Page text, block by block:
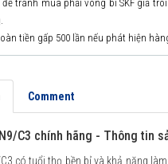
tránh mua phải vòng bi SKF giả
tiền gấp 500 lần nếu phát hiện
Comment
C3 chính hãng - Thông tin
có tuổi thọ bền bỉ và khả năng